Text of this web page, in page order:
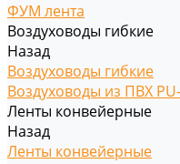
ФУМ лента
Воздуховоды гибкие
Назад
Воздуховоды гибкие
Воздуховоды из ПВХ
Ленты конвейерные
Назад
Ленты конвейерные